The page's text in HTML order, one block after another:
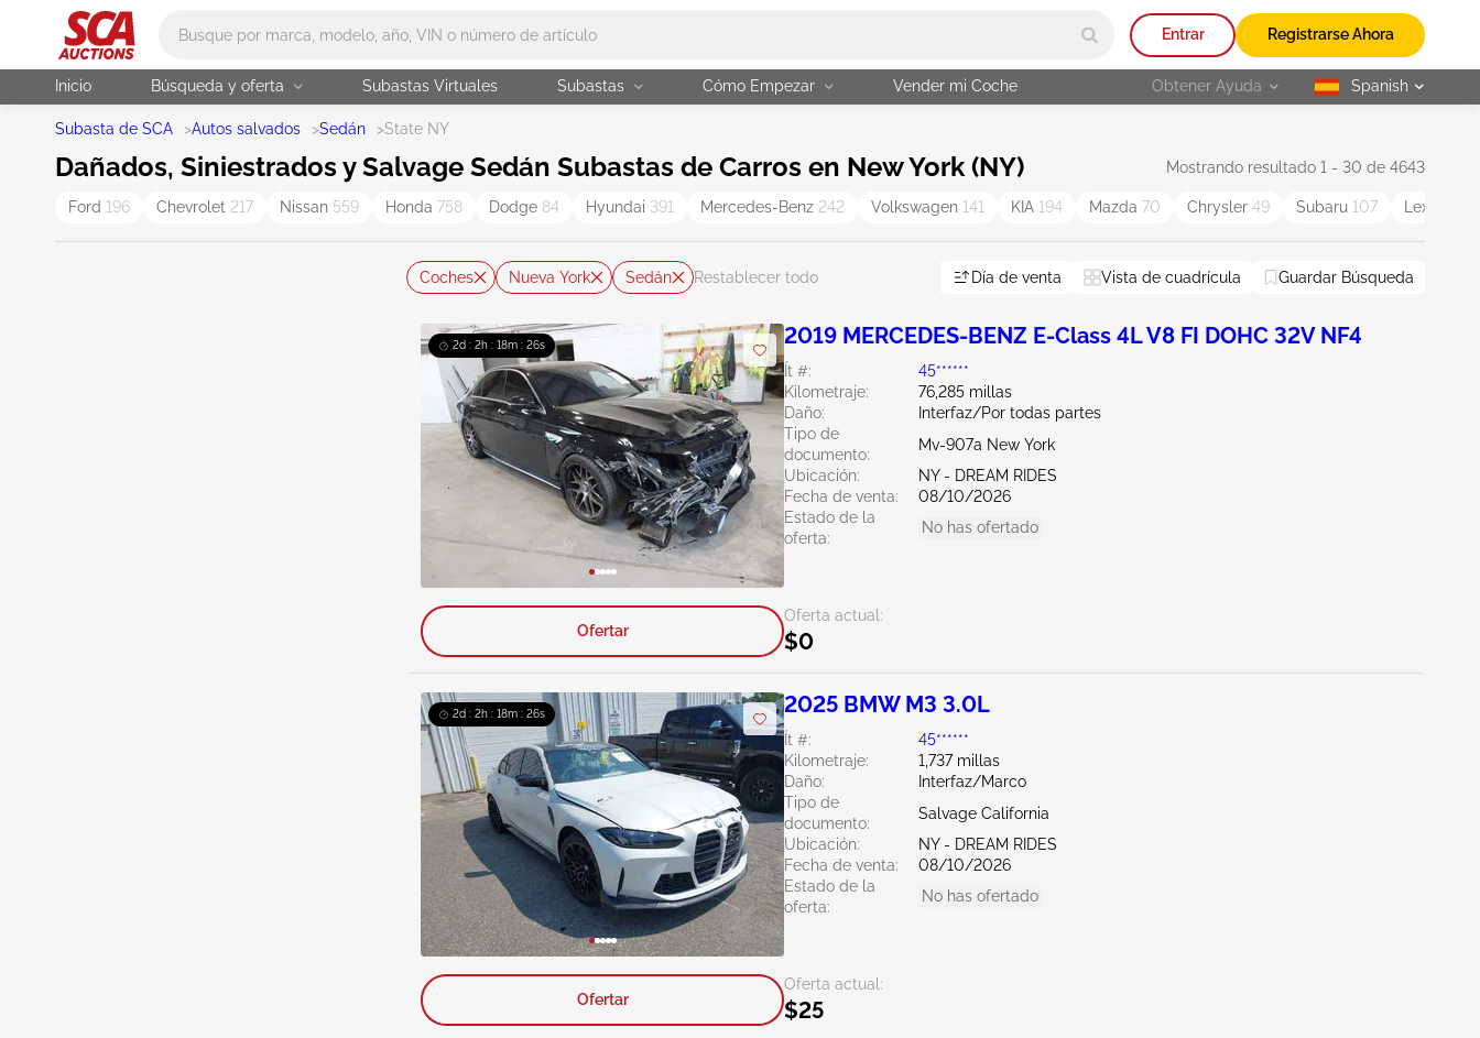
Entrar Registrarse Ahora
Inicio Búsqueda y oferta Subastas Virtuales Subastas Cómo Empezar Vender mi Coche Obtener Ayuda selected
Spanish
Subasta de SCA >Autos salvados >Sedán >State NY
Dañados, Siniestrados y Salvage Sedán Subastas de Carros en New York (NY) Mostrando resultado 1 - 30 de 4643
Ford 196 Chevrolet 217 Nissan 559 Honda 758 Dodge 84 Hyundai 391 Mercedes-Benz 242 Volkswagen 141 KIA 194 Mazda 70 Chrysler 49 Subaru 107 Lexus
Coches Nueva York Sedán Restablecer todo Día de venta Vista de cuadrícula Guardar Búsqueda
2d : 2h : 18m : 25s 2019 MERCEDES-BENZ E-Class 4L V8 FI DOHC 32V NF4
Ít #:
45******
Kilometraje:
76,285 millas
Daño:
Interfaz/Por todas partes
Tipo de
documento:
Mv-907a New York
Ubicación:
NY - DREAM RIDES
Fecha de venta:
08/10/2026
Estado de la
oferta:
No has ofertado
Oferta actual:
$0
Ofertar
2d : 2h : 18m : 25s 2025 BMW M3 3.0L
Ít #:
45******
Kilometraje:
1,737 millas
Daño:
Interfaz/Marco
Tipo de
documento:
Salvage California
Ubicación:
NY - DREAM RIDES
Fecha de venta:
08/10/2026
Estado de la
oferta:
No has ofertado
Oferta actual:
$25
Ofertar